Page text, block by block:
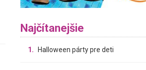
Najčítanejšie
1. Halloween párty pre deti